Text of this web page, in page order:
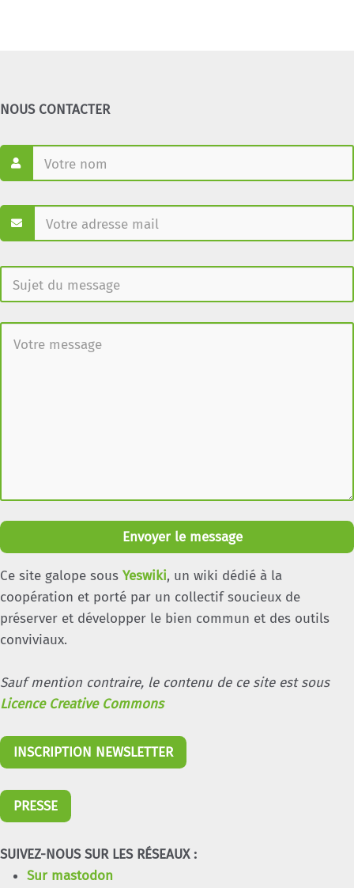
NOUS CONTACTER
Envoyer le message
Ce site galope sous Yeswiki, un wiki dédié à la
coopération et porté par un collectif soucieux de
préserver et développer le bien commun et des outils
conviviaux.
Sauf mention contraire, le contenu de ce site est sous
Licence Creative Commons
INSCRIPTION NEWSLETTER
PRESSE
SUIVEZ-NOUS SUR LES RÉSEAUX :
Sur mastodon